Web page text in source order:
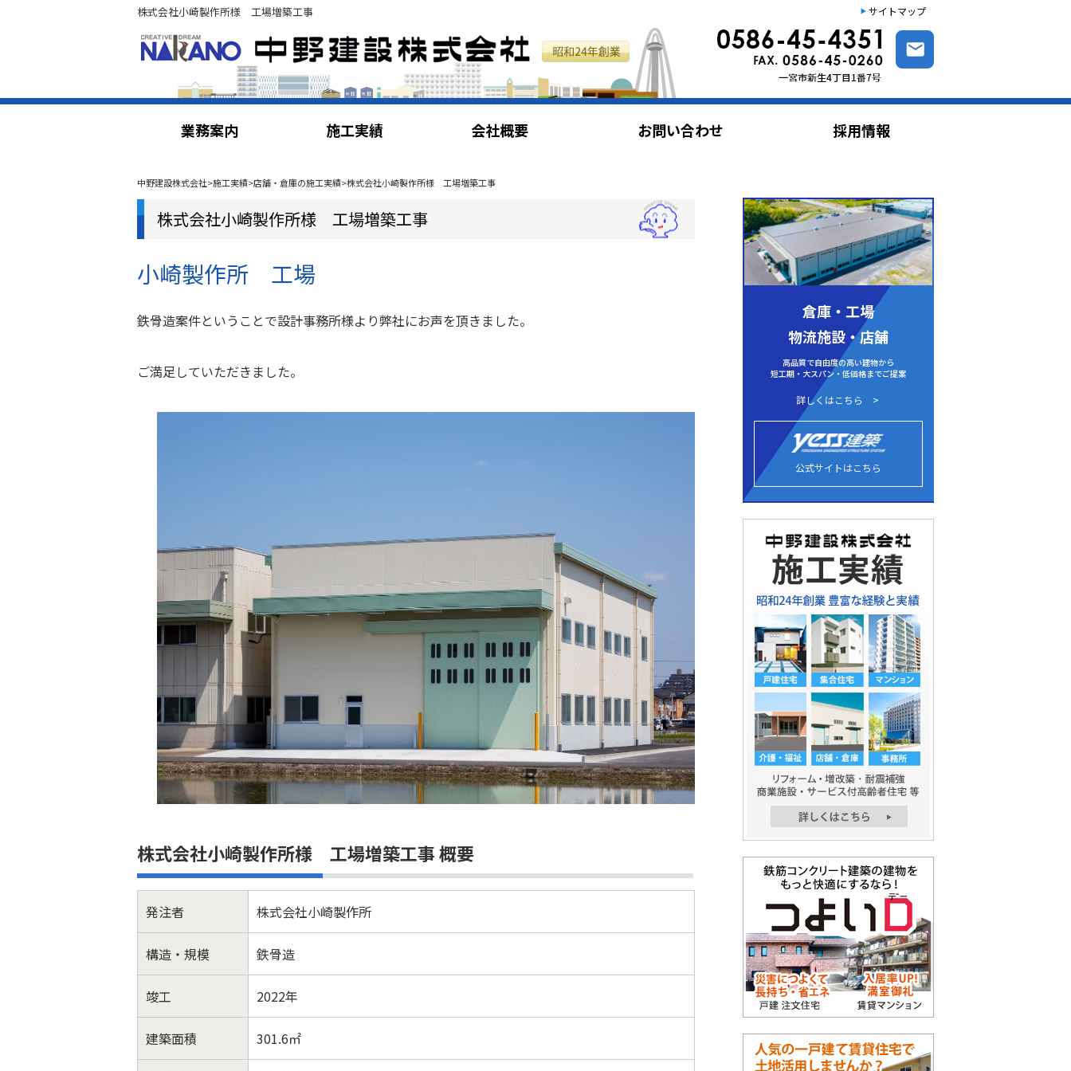
株式会社小崎製作所様 工場増築工事 サイトマップ
業務案内 施工実績 会社概要 お問い合わせ 採用情報
中野建設株式会社>施工実績>店舗・倉庫の施工実績>株式会社小崎製作所様 工場増築工事
株式会社小崎製作所様 工場増築工事
小崎製作所 工場
鉄骨造案件ということで設計事務所様より弊社にお声を頂きました。
ご満足していただきました。
株式会社小崎製作所様 工場増築工事 概要
発注者 株式会社小崎製作所
構造・規模 鉄骨造
竣工 2022年
建築面積 301.6㎡
倉庫・工場
物流施設・店舗
高品質で自由度の高い建物から
短工期・大スパン・低価格までご提案
詳しくはこちら
公式サイトはこちら